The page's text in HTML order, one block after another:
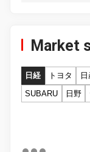
Market
日経 トヨタ
SUBARU
日野